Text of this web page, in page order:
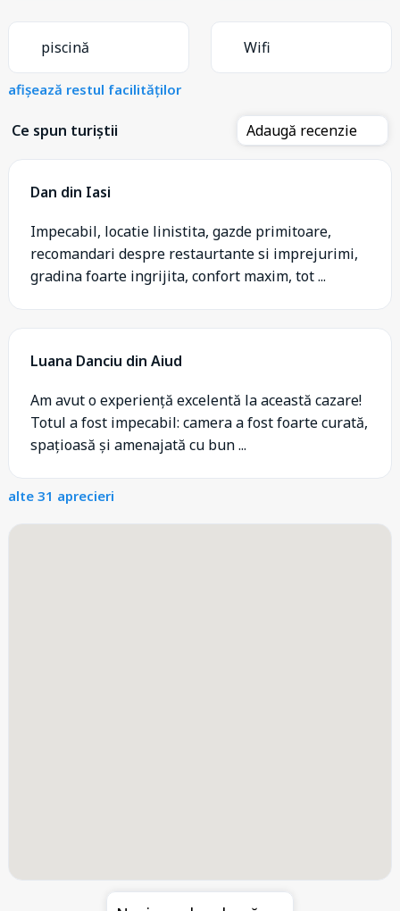
piscină Wifi
afișează restul facilităților
Ce spun turiștii Adaugă recenzie
Dan din Iasi
Impecabil, locatie linistita, gazde primitoare,
recomandari despre restaurtante si imprejurimi,
gradina foarte ingrijita, confort maxim, tot ...
Luana Danciu din Aiud
Am avut o experiență excelentă la această cazare!
Totul a fost impecabil: camera a fost foarte curată,
spațioasă și amenajată cu bun ...
alte 31 aprecieri